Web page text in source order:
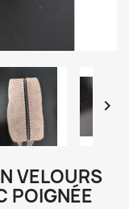

VELOURS
POIGNÉE